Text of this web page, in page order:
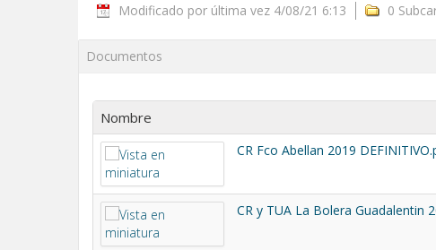
Modificado por última vez 4/08/21 6:13 0
Documentos
Nombre
CR Fco Abellan 2019
CR y TUA La Bolera Guadalentin